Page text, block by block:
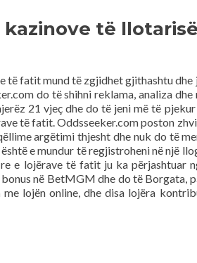
të
të fatit mund të zgjidhet gjithashtu dhe
do të shihni reklama, analiza
21 vjeç dhe do të jeni më të
të fatit. Oddsseeker.com poston
argëtimi thjesht dhe nuk do të
e mundur të regjistroheni në një
e lojërave të fatit ju ka përjashtuar
në BetMGM dhe do të Borgata,
lojën online, dhe disa lojëra